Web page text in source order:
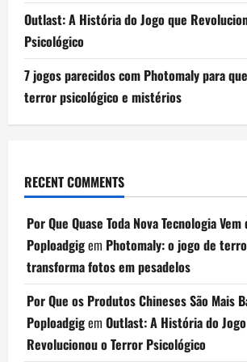
Outlast: A História do Jogo que
Psicológico
7 jogos parecidos com Photomaly para
terror psicológico e mistérios
RECENT COMMENTS
Por Que Quase Toda Nova Tecnologia
Poploadgigem Photomaly: o jogo de
transforma fotos em pesadelos
Por Que os Produtos Chineses São Mais
Poploadgigem Outlast: A História do
Revolucionou o Terror Psicológico